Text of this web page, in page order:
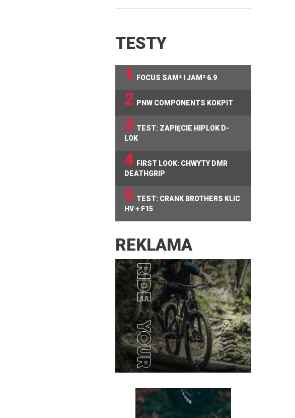
TESTY
1
FOCUS SAM² I JAM² 6.9
2 PNW COMPONENTS KOKPIT
3 TEST: ZAPIĘCIE HIPLOK D-
LOK
4 FIRST LOOK: CHWYTY DMR
DEATHGRIP
5 TEST: CRANK BROTHERS KLIC
HV + F15
REKLAMA